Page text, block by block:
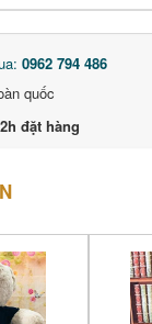
0962 794 486
quốc
đặt hàng